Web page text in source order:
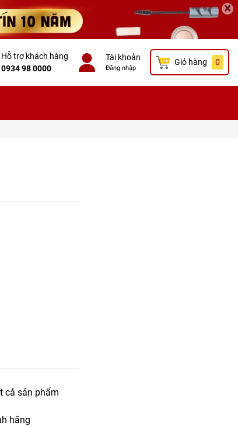
×
Hỗ trợ khách hàng
0934 98 0000
Tài khoản
Đăng nhập
Giỏ hàng 0
cả sản phẩm
hãng